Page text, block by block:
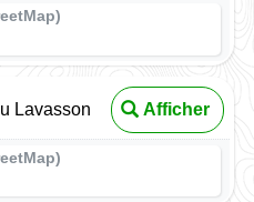
Lavasson Afficher